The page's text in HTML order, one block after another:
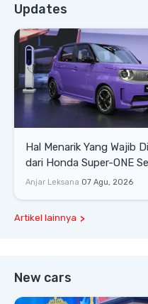
Updates
Hal Menarik Yang Wajib
dari Honda Super-ONE Selain
Harga
Anjar Leksana 07 Agu, 2026
Artikel lainnya
New cars